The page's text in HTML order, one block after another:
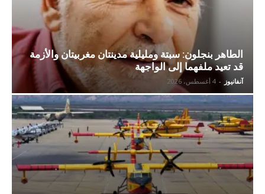
الطاهر بنجلون: سبتة ومليلية مدينتان مغربيتان والأزمة
قد تعيد ملفهما إلى الواجهة
آنفانيوز - 4 أغسطس، 2026